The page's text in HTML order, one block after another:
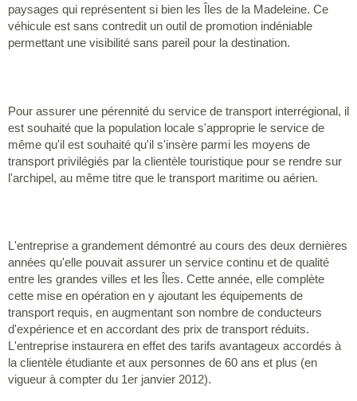
paysages qui représentent si bien les Îles de la Madeleine. Ce
véhicule est sans contredit un outil de promotion indéniable
permettant une visibilité sans pareil pour la destination.
Pour assurer une pérennité du service de transport interrégional, il
est souhaité que la population locale s'approprie le service de
même qu'il est souhaité qu'il s'insère parmi les moyens de
transport privilégiés par la clientèle touristique pour se rendre sur
l'archipel, au même titre que le transport maritime ou aérien.
L'entreprise a grandement démontré au cours des deux dernières
années qu'elle pouvait assurer un service continu et de qualité
entre les grandes villes et les Îles. Cette année, elle complète
cette mise en opération en y ajoutant les équipements de
transport requis, en augmentant son nombre de conducteurs
d'expérience et en accordant des prix de transport réduits.
L'entreprise instaurera en effet des tarifs avantageux accordés à
la clientèle étudiante et aux personnes de 60 ans et plus (en
vigueur à compter du 1er janvier 2012).